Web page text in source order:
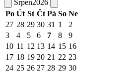
Srpen2026
Po Út St Čt Pá So Ne
27 28 29 30 31 1
2
3
4 5 6 7 8
9
10 11 12 13 14 15 16
17 18 19 20 21 22 23
24 25 26 27 28 29 30